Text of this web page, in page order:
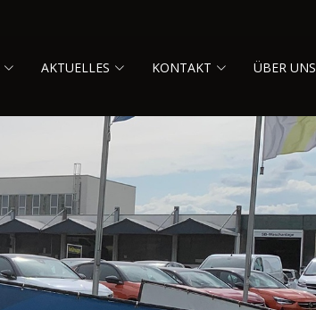
AKTUELLES KONTAKT ÜBER UNS